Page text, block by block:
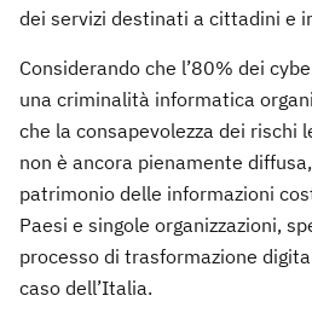
dei servizi destinati a cittadini e
Considerando che l’80% dei
una criminalità informatica
che la consapevolezza dei rischi
non è ancora pienamente
patrimonio delle informazioni
Paesi e singole organizzazioni,
processo di trasformazione
caso dell’Italia.